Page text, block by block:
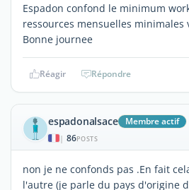
Espadon confond le minimum
ressources mensuelles minimales
Bonne journee
Réagir Répondre
espadonalsace Membre actif
| 86POSTS
non je ne confonds pas .En fait
l'autre (je parle du pays d'origine